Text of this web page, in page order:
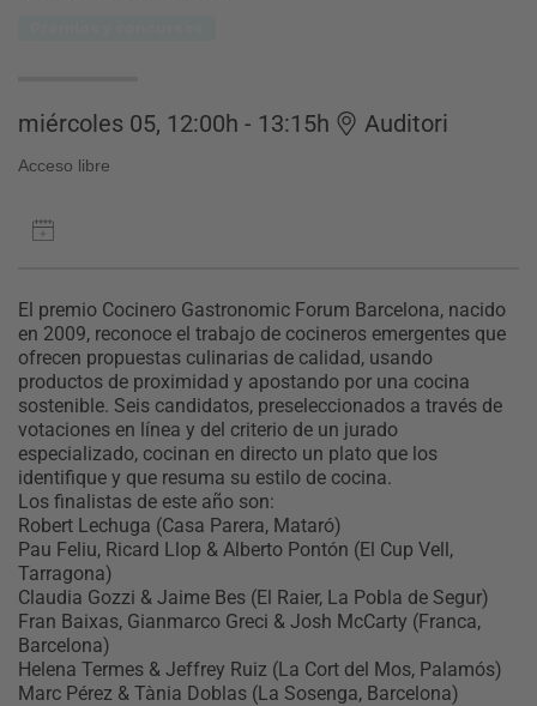
miércoles 05, 12:00h - 13:15h Auditori
Acceso libre
El premio Cocinero Gastronomic Forum Barcelona, nacido
en 2009, reconoce el trabajo de cocineros emergentes que
ofrecen propuestas culinarias de calidad, usando
productos de proximidad y apostando por una cocina
sostenible. Seis candidatos, preseleccionados a través de
votaciones en línea y del criterio de un jurado
especializado, cocinan en directo un plato que los
identifique y que resuma su estilo de cocina.
Los finalistas de este año son:
Robert Lechuga (Casa Parera, Mataró)
Pau Feliu, Ricard Llop & Alberto Pontón (El Cup Vell,
Tarragona)
Claudia Gozzi & Jaime Bes (El Raier, La Pobla de Segur)
Fran Baixas, Gianmarco Greci & Josh McCarty (Franca,
Barcelona)
Helena Termes & Jeffrey Ruiz (La Cort del Mos, Palamós)
Marc Pérez & Tània Doblas (La Sosenga, Barcelona)